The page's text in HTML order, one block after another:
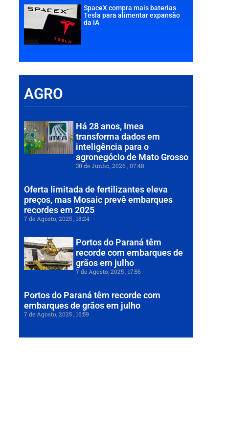
SpaceX compra mais baterias
Tesla para alimentar expansão
da IA
AGRO
Há 28 anos, Imea
transforma dados em
inteligência para o
agronegócio de Mato Grosso
30 de Junho, 2026 07:48
Oferta limitada de fertilizantes eleva
preços, mas Mosaic prevê embarques
recordes em 2025
7 de Agosto, 2025 18:24
Portos do Paraná têm
recorde com embarques de
grãos em julho
7 de Agosto, 2025 17:56
Portos do Paraná têm recorde com
embarques de grãos em julho
7 de Agosto, 2025 16:59